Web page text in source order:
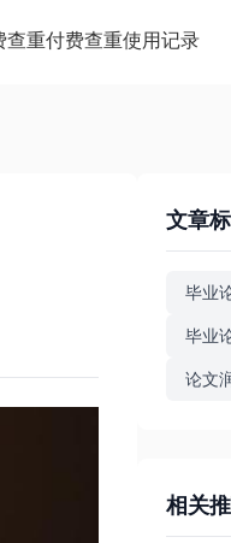
查重付费查重使用记录
文章
毕业
毕业
论文
相关